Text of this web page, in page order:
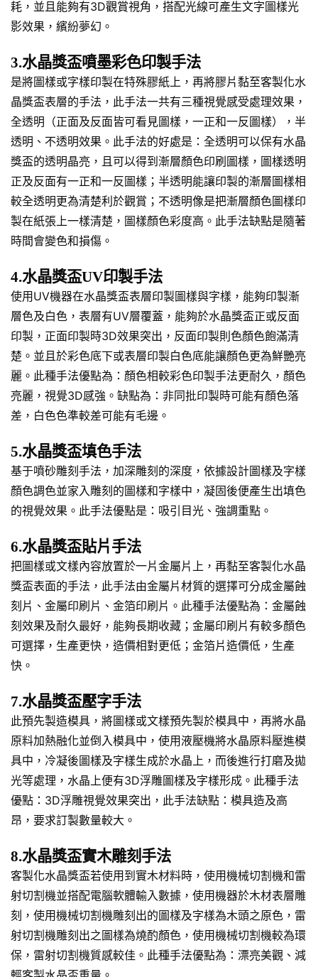
耗，並且能夠有3D觀賞視角，搭配光線可產生文字圖樣光
影效果，繽紛夢幻。
3.水晶獎盃噴墨彩色印製手法
是將圖樣或字樣印製在特殊膠紙上，再將膠片黏至客製化水
晶獎盃表層的手法，此手法一共有三種視覺感受處理效果，
全透明（正面及反面皆可看見圖樣，一正和一反圖樣），半
透明、不透明效果。此手法的好處是：全透明可以保有水晶
獎盃的透明晶亮，且可以得到漸層顏色印刷圖樣，圖樣透明
正及反面有一正和一反圖樣；半透明能讓印製的漸層圖樣相
較全透明更為清楚利於觀賞；不透明像是把漸層顏色圖樣印
製在紙張上一樣清楚，圖樣顏色彩度高。此手法缺點是隨著
時間會變色和損傷。
4.水晶獎盃UV印製手法
使用UV機器在水晶獎盃表層印製圖樣與字樣，能夠印製漸
層色及白色，表層有UV層覆蓋，能夠於水晶獎盃正或反面
印製，正面印製時3D效果突出，反面印製則色顏色飽滿清
楚。並且於彩色底下或表層印製白色底能讓顏色更為鮮艷亮
麗。此種手法優點為：顏色相較彩色印製手法更耐久，顏色
亮麗，視覺3D感強。缺點為：非同批印製時可能有顏色落
差，白色色準較差可能有毛邊。
5.水晶獎盃填色手法
基于噴砂雕刻手法，加深雕刻的深度，依據設計圖樣及字樣
顏色調色並家入雕刻的圖樣和字樣中，凝固後便產生出填色
的視覺效果。此手法優點是：吸引目光、強調重點。
6.水晶獎盃貼片手法
把圖樣或文樣內容放置於一片金屬片上，再黏至客製化水晶
獎盃表面的手法，此手法由金屬片材質的選擇可分成金屬蝕
刻片、金屬印刷片、金箔印刷片。此種手法優點為：金屬蝕
刻效果及耐久最好，能夠長期收藏；金屬印刷片有較多顏色
可選擇，生產更快，造價相對更低；金箔片造價低，生產
快。
7.水晶獎盃壓字手法
此預先製造模具，將圖樣或文樣預先製於模具中，再將水晶
原料加熱融化並倒入模具中，使用液壓機將水晶原料壓進模
具中，冷凝後圖樣及字樣生成於水晶上，而後進行打磨及拋
光等處理，水晶上便有3D浮雕圖樣及字樣形成。此種手法
優點：3D浮雕視覺效果突出，此手法缺點：模具造及高
昂，要求訂製數量較大。
8.水晶獎盃實木雕刻手法
客製化水晶獎盃若使用到實木材料時，使用機械切割機和雷
射切割機並搭配電腦軟體輸入數據，使用機器於木材表層雕
刻，使用機械切割機雕刻出的圖樣及字樣為木頭之原色，雷
射切割機雕刻出之圖樣為燒酌顏色，使用機械切割機較為環
保，雷射切割機質感較佳。此種手法優點為：漂亮美觀、減